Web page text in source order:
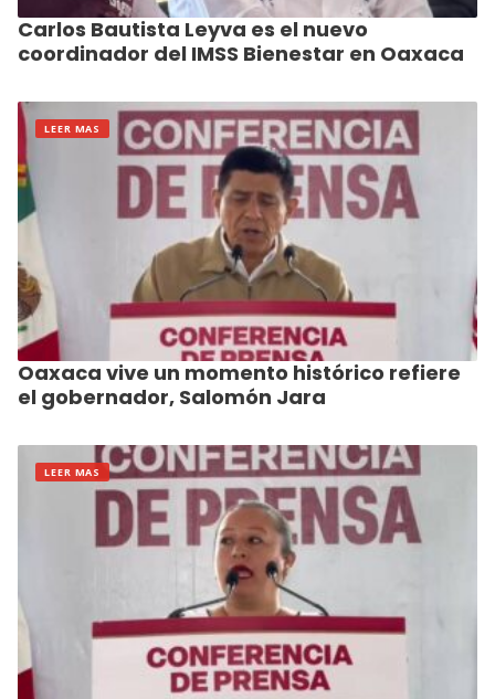
Carlos Bautista Leyva es el nuevo
coordinador del IMSS Bienestar en Oaxaca
LEER MAS
Oaxaca vive un momento histórico refiere
el gobernador, Salomón Jara
LEER MAS